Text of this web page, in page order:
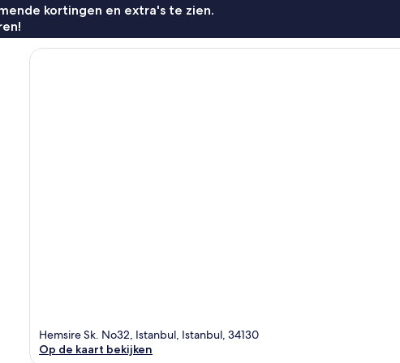
kortingen en extra's te zien.
Hemsire Sk. No32, Istanbul, Istanbul, 34130
Op de kaart bekijken